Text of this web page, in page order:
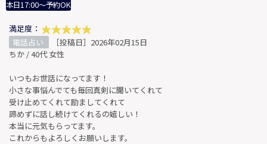
本日17:00～予約OK
満足度：
電話占い
［投稿日］2026年02月15日
ちか / 40代 女性
いつもお世話になってます！
小さな事悩んでても毎回真剣に聞いてくれて
受け止めてくれて励ましてくれて
諦めずに話し続けてくれるの嬉しい！
本当に元気もらってます。
これからもよろしくお願いします。